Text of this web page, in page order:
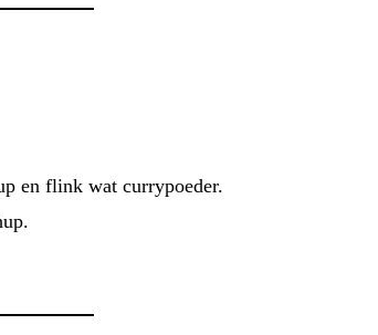
en flink wat currypoeder.